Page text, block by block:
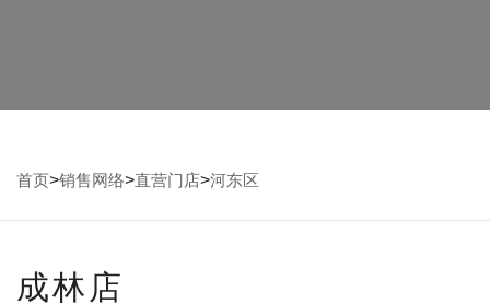
首页>销售网络>直营门店>河东区
成林店